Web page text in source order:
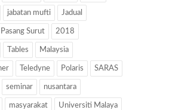
jabatan mufti Jadual
Pasang Surut 2018
Tables Malaysia
Teledyne Polaris SARAS
seminar nusantara
masyarakat Universiti Malaya